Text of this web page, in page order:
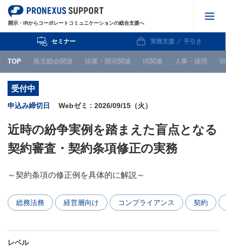
開示・IRからコーポレートコミュニケーションの総合支援へ
決算・開示関連
IR関連
WEB
お知らせ
TOP 株主総会関連 決算・開示関連 IR関連 人事・採用
セミナー 実務支援 ／ 手引き
近時の紛争実例を踏まえた盲点となる
契約審査・契約条項修正の実務
～契約条項の修正例を具体的に解説～
受付中
申込み締切日 Webゼミ : 2026/09/15（火）
総務法務 経営層向け コンプライアンス 契約
レベル